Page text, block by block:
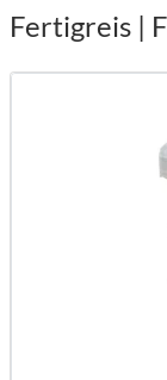
Fertigreis |